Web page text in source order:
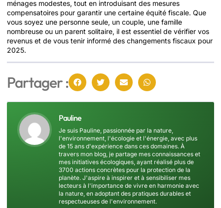
ménages modestes, tout en introduisant des mesures
compensatoires pour garantir une certaine équité fiscale. Que
vous soyez une personne seule, un couple, une famille
nombreuse ou un parent solitaire, il est essentiel de vérifier vos
revenus et de vous tenir informé des changements fiscaux pour
2025.
Partager :
Pauline
Je suis Pauline, passionnée par la nature,
l'environnement, l'écologie et l'énergie, avec plus
de 15 ans d'expérience dans ces domaines. À
travers mon blog, je partage mes connaissances et
mes initiatives écologiques, ayant réalisé plus de
3700 actions concrètes pour la protection de la
planète. J'aspire à inspirer et à sensibiliser mes
lecteurs à l'importance de vivre en harmonie avec
la nature, en adoptant des pratiques durables et
respectueuses de l'environnement.